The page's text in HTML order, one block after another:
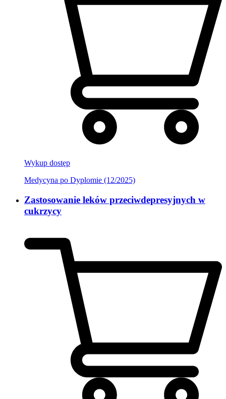
Wykup dostęp
Medycyna po Dyplomie (12/2025)
Zastosowanie leków przeciwdepresyjnych w
cukrzycy